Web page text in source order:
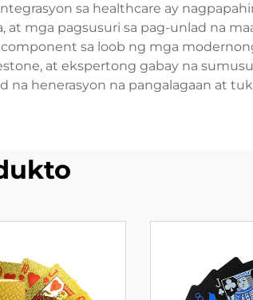
sa healthcare ay
mga pagsusuri sa pag-unlad na
sa loob ng mga
at ekspertong gabay na
na henerasyon na pangalagaan at